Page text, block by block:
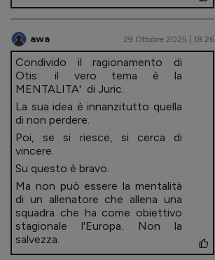
awa 29 Ottobre 2025 | 18.26
Condivido il ragionamento di
Otis: il vero tema è la
MENTALITA' di Juric.
La sua idea è innanzitutto quella
di non perdere.
Poi, se si riesce, si cerca di
vincere.
Su questo è bravo.
Ma non può essere la mentalità
di un allenatore che allena una
squadra che ha come obiettivo
stagionale l'Europa. Non la
salvezza.